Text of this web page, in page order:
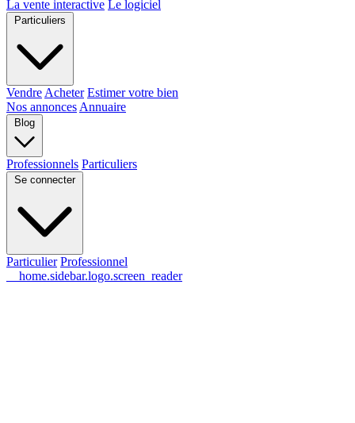
La vente interactive Le logiciel
Particuliers
Vendre Acheter Estimer votre bien
Nos annonces Annuaire
Blog
Professionnels Particuliers
Se connecter
Particulier Professionnel
__home.sidebar.logo.screen_reader